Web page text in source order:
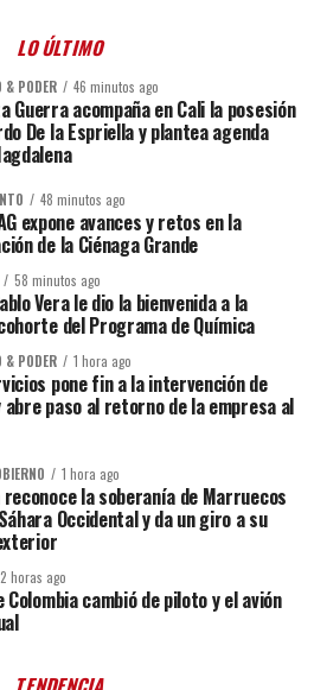
LO ÚLTIMO
& PODER 46 minutos ago
Guerra acompaña en Cali la posesión
De la Espriella y plantea agenda
48 minutos ago
expone avances y retos en la
de la Ciénaga Grande
58 minutos ago
Vera le dio la bienvenida a la
del Programa de Química
& PODER 1 hora ago
pone fin a la intervención de
abre paso al retorno de la empresa al
1 hora ago
reconoce la soberanía de Marruecos
Occidental y da un giro a su
2 horas ago
Colombia cambió de piloto y el avión